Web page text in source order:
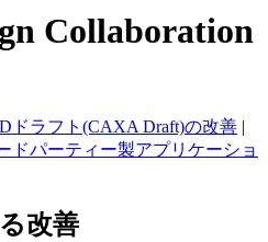
Collaboration
ドラフト(CAXA Draft)の改善 |
ドパーティー製アプリケーショ
改善